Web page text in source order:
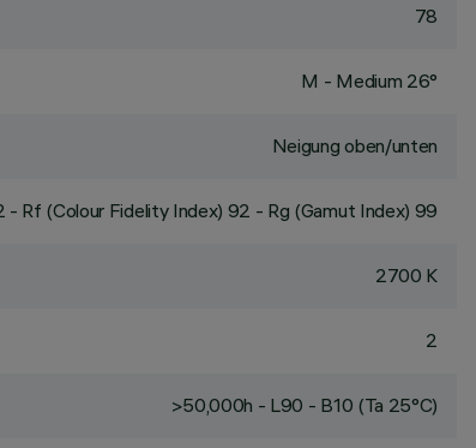
78
M - Medium 26°
Neigung oben/unten
- Rf (Colour Fidelity Index) 92 - Rg (Gamut Index) 99
2700 K
2
>50,000h - L90 - B10 (Ta 25°C)